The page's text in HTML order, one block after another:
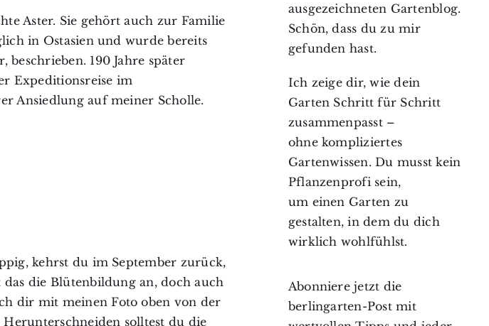
Aster. Sie gehört auch zur Familie
in Ostasien und wurde bereits
beschrieben. 190 Jahre später
Expeditionsreise im
Ansiedlung auf meiner Scholle.
kehrst du im September zurück,
die Blütenbildung an, doch auch
dir mit meinen Foto oben von der
solltest du die
ausgezeichneten Gartenblog.
Schön, dass du zu mir
gefunden hast.
Ich zeige dir, wie dein
Garten Schritt für Schritt
zusammenpasst –
ohne kompliziertes
Gartenwissen. Du musst kein
Pflanzenprofi sein,
um einen Garten zu
gestalten, in dem du dich
wirklich wohlfühlst.
Abonniere jetzt die
berlingarten-Post mit